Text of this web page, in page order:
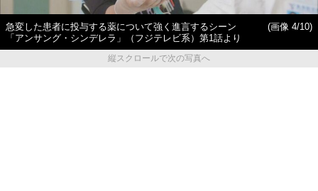
急変した患者に投与する薬について強く進言するシーン
「アンサング・シンデレラ」（フジテレビ系）第1話より
(画像 4/10)
縦スクロールで次の写真へ